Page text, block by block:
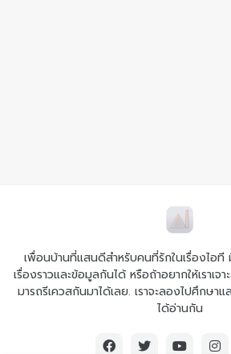
เพื่อนบ้านที่แสนดีสำหรับคนที่รักในเรื่องไอที
เรื่องราวและข้อมูลกันได้ หรือถ้าอยากให้เราเจ
มารถรีเควสกันมาได้เลย. เราจะลองไปศึกษาแ
ได้อ่านกัน